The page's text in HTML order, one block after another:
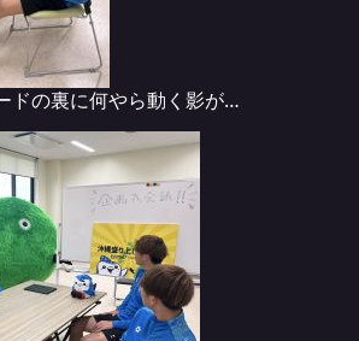
ドの裏に何やら動く影が…